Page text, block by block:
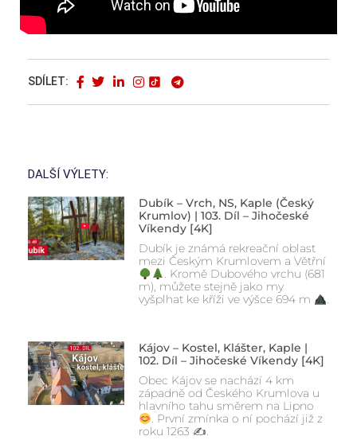
SDÍLET:
DALŠÍ VÝLETY:
Dubík – Vrch, NS, Kaple (Český
Krumlov) | 103. Díl – Jihočeské
Víkendy [4K]
Dubík je známá rekreační oblast
mezi Českým Krumlovem a Větřní
. Kromě Dubového vrchu (681
m), můžete stejně jako my
vyšplhat ke kříži ve výšce 694 m
.
Kájov – Kostel, Klášter, Kaple |
102. Díl – Jihočeské Víkendy [4K]
Obec Kájov se nachází 4 km
západně od Českého Krumlova u
hlavního tahu směrem na Lipno
. První zmínka o ní pochází již z
roku 1263 ✍.